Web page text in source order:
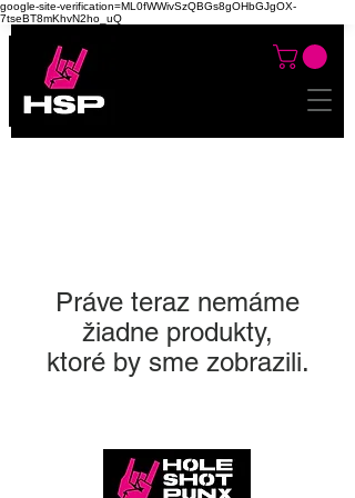
google-site-verification=ML0fWWivSzQBGs8gOHbGJgOX-
7tseBT8mKhvN2ho_uQ
Práve teraz nemáme
žiadne produkty,
ktoré by sme zobrazili.